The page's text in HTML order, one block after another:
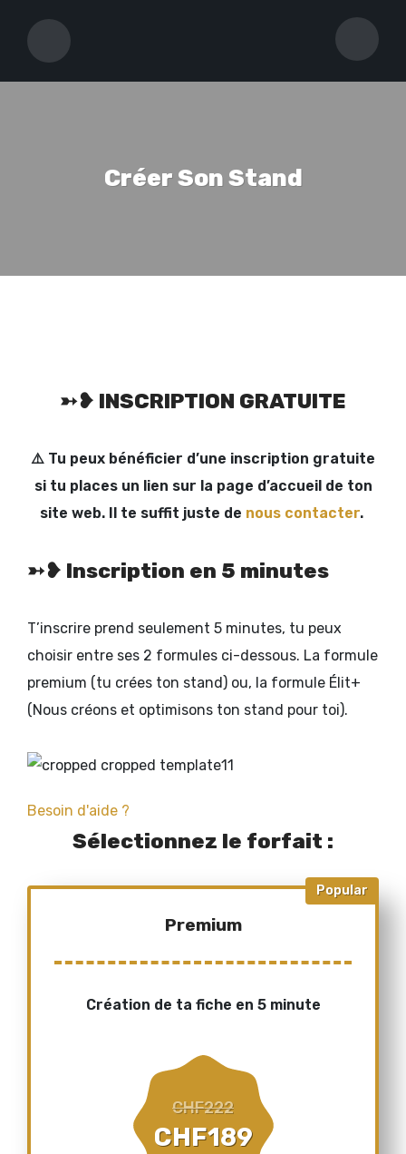
Créer Son Stand
➳❥ INSCRIPTION GRATUITE
⚠️ Tu peux bénéficier d’une inscription gratuite
si tu places un lien sur la page d’accueil de ton
site web. Il te suffit juste de nous contacter.
➳❥ Inscription en 5 minutes
T’inscrire prend seulement 5 minutes, tu peux
choisir entre ses 2 formules ci-dessous. La formule
premium (tu crées ton stand) ou, la formule Élit+
(Nous créons et optimisons ton stand pour toi).
Besoin d'aide ?
Sélectionnez le forfait :
Popular
Premium
Création de ta fiche en 5 minute
CHF222
CHF189